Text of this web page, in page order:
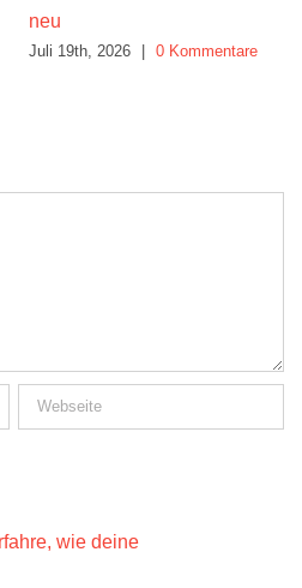
neu
Juli 19th, 2026 | 0 Kommentare
wie deine